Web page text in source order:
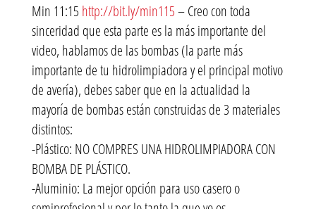
Min 11:15 http://bit.ly/min115– Creo con toda
sinceridad que esta parte es la más importante del
video, hablamos de las bombas (la parte más
importante de tu hidrolimpiadora y el principal motivo
de avería), debes saber que en la actualidad la
mayoría de bombas están construidas de 3 materiales
distintos:
-Plástico: NO COMPRES UNA HIDROLIMPIADORA CON
BOMBA DE PLÁSTICO.
-Aluminio: La mejor opción para uso casero o